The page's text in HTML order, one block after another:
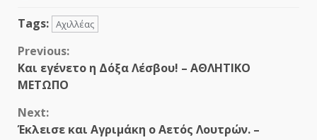
Tags: Αχιλλέας
Continue
Reading
Previous:
Και εγένετο η Δόξα Λέσβου! – ΑΘΛΗΤΙΚΟ
ΜΕΤΩΠΟ
Next:
Έκλεισε και Αγριμάκη ο Αετός Λουτρών. –